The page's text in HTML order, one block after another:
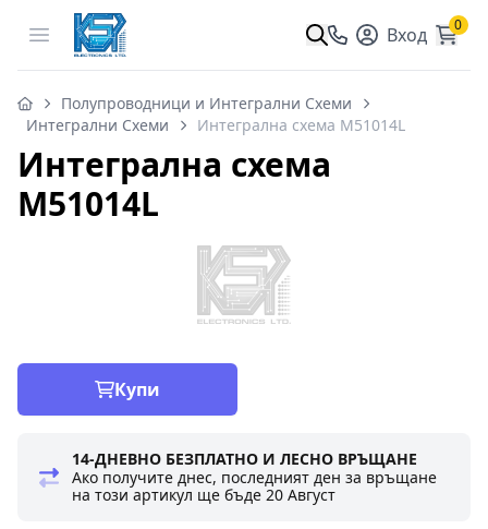
Open menu Вход 0
Полупроводници и Интегрални Схеми
Интегрални Схеми
Интегрална схема M51014L
Интегрална схема
M51014L
Купи
14-ДНЕВНО БЕЗПЛАТНО И ЛЕСНО ВРЪЩАНЕ
Ако получите днес, последният ден за връщане
на този артикул ще бъде20 Август